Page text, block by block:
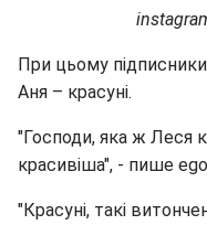
При цьому
Аня – красуні.
"Господи, яка ж Леся
красивіша", - пише
"Красуні, такі